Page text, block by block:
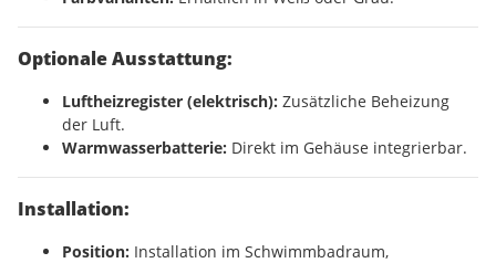
Optionale Ausstattung:
Luftheizregister (elektrisch): Zusätzliche Beheizung
der Luft.
Warmwasserbatterie: Direkt im Gehäuse integrierbar.
Installation:
Position: Installation im Schwimmbadraum,